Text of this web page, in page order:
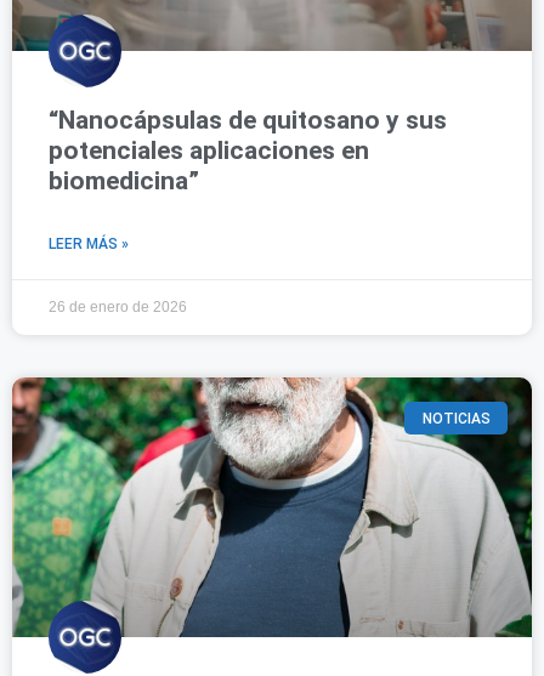
“Nanocápsulas de quitosano y sus
potenciales aplicaciones en
biomedicina”
LEER MÁS »
26 de enero de 2026
NOTICIAS